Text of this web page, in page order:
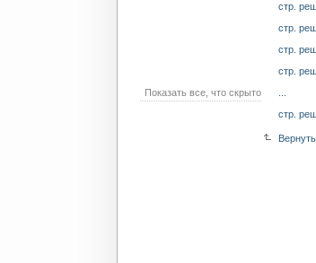
стр.
стр.
стр.
стр.
Показать все, что скрыто
стр.